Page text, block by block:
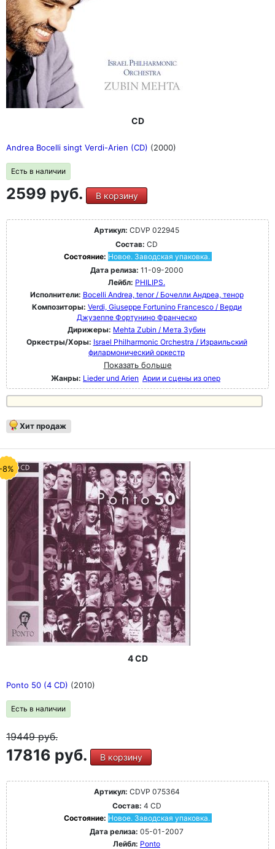
CD
Andrea Bocelli singt Verdi-Arien (CD) (2000)
Есть в наличии
2599 руб. В корзину
Артикул: CDVP 022945
Состав: CD
Состояние: Новое. Заводская упаковка.
Дата релиза: 11-09-2000
Лейбл: PHILIPS.
Исполнители: Bocelli Andrea, tenor / Бочелли Андреа, тенор
Композиторы: Verdi, Giuseppe Fortunino Francesco / Верди
Джузеппе Фортунино Франческо
Дирижеры: Mehta Zubin / Мета Зубин
Оркестры/Хоры: Israel Philharmonic Orchestra / Израильский
филармонический оркестр
Показать больше
Жанры: Lieder und Arien Арии и сцены из опер
Хит продаж
8%
4 CD
Ponto 50 (4 CD) (2010)
Есть в наличии
19449руб.
17816 руб. В корзину
Артикул: CDVP 075364
Состав: 4 CD
Состояние: Новое. Заводская упаковка.
Дата релиза: 05-01-2007
Лейбл: Ponto